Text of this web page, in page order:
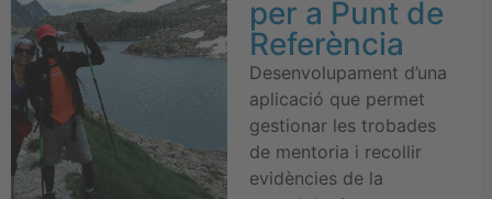
per a Punt de
Referència
Desenvolupament d’una
aplicació que permet
gestionar les trobades
de mentoria i recollir
evidències de la